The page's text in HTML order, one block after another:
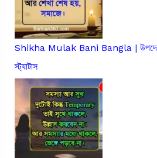
Shikha Mulak Bani Bangla | উপদেশ
স্ট্যাটাস